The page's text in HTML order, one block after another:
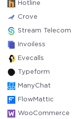
Hotline
Crove
Stream Telecom
Invoiless
Evecalls
Typeform
ManyChat
FlowMattic
WooCommerce